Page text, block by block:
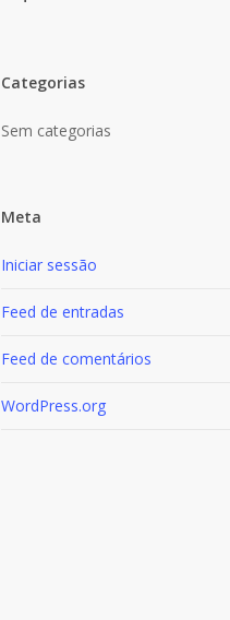
Categorias
Sem categorias
Meta
Iniciar sessão
Feed de entradas
Feed de comentários
WordPress.org